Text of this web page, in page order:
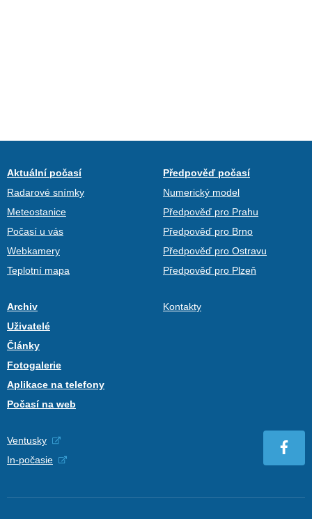
Aktuální počasí
Radarové snímky
Meteostanice
Počasí u vás
Webkamery
Teplotní mapa
Předpověď počasí
Numerický model
Předpověď pro Prahu
Předpověď pro Brno
Předpověď pro Ostravu
Předpověď pro Plzeň
Archiv
Uživatelé
Články
Fotogalerie
Aplikace na telefony
Počasí na web
Kontakty
Ventusky
In-počasie